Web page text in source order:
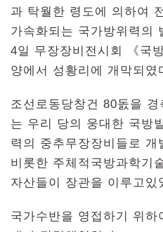
과 탁월한 령도에 의하여
가속화되는 국가방위력의
4일 무장장비전시회 《국
양에서 성황리에 개막되였
조선로동당창건 80돐을
는 우리 당의 웅대한 국방
력의 중추무장장비들로 개
비롯한 주체적국방과학기
자산들이 장관을 이루고있
국가수반을 영접하기 위하